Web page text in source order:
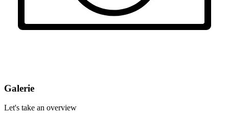
Galerie
Let's take an overview